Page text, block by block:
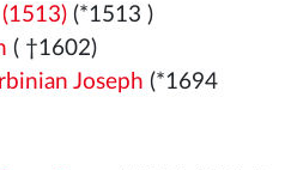
(*1513 )
( †1602)
Joseph (*1694